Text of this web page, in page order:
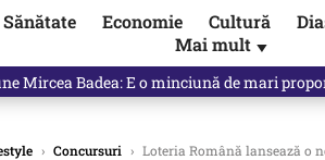
Sănătate Economie Cultură
Mai mult ▼
Chirieac anticipa totul. Cine este acum în
› Concursuri › Loteria Română lansează o